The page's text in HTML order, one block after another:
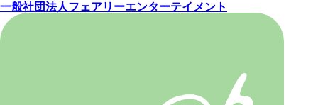
一般社団法人フェアリーエンターテイメント